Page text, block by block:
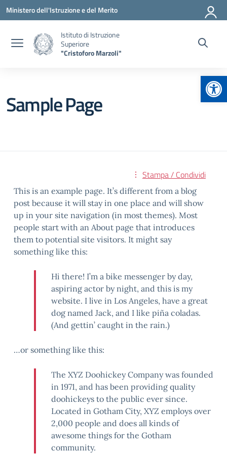
Vai ai contenuti
Vai al menu di navigazione
Vai al footer
Ministero dell'Istruzione e del Merito
Istituto di Istruzione
Superiore
"Cristoforo Marzoli"
Sample Page
Stampa / Condividi
This is an example page. It’s different from a blog
post because it will stay in one place and will show
up in your site navigation (in most themes). Most
people start with an About page that introduces
them to potential site visitors. It might say
something like this:
Hi there! I’m a bike messenger by day,
aspiring actor by night, and this is my
website. I live in Los Angeles, have a great
dog named Jack, and I like piña coladas.
(And gettin’ caught in the rain.)
…or something like this:
The XYZ Doohickey Company was founded
in 1971, and has been providing quality
doohickeys to the public ever since.
Located in Gotham City, XYZ employs over
2,000 people and does all kinds of
awesome things for the Gotham
community.